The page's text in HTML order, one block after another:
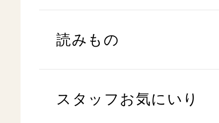
読みもの
スタッフお気にいり